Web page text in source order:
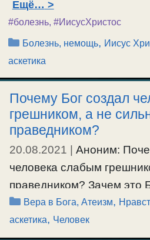
Ещё…
#болезнь, #ИисусХристос
Рубрики
Болезнь, немощь, Иисус
аскетика
Почему Бог создал
грешником, а не
праведником?
20.08.2021
Аноним:
человека слабым
праведником? Зачем это
это так — и я и
грешны. Но Богу то это
Рубрики
Вера в Бога, Атеизм,
аскетика, Человек